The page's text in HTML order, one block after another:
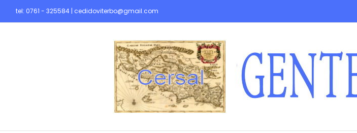
tel: 0761 - 325584 | cedidoviterbo@gmail.com